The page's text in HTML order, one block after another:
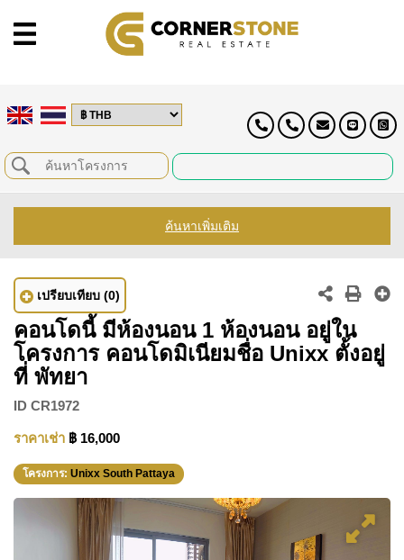
ค้นหาเพิ่มเติม
เปรียบเทียบ (0)
คอนโดนี้ มีห้องนอน 1 ห้องนอน อยู่ใน
โครงการ คอนโดมิเนียมชื่อ Unixx ตั้งอยู่
ที่ พัทยา
ID CR1972
ราคาเช่า ฿ 16,000
โครงการ: Unixx South Pattaya